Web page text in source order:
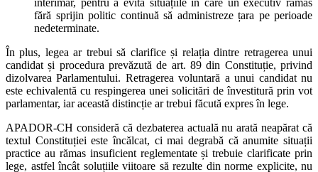
fără sprijin politic continuă să administreze țara pe perioade
nedeterminate.
În plus, legea ar trebui să clarifice și relația dintre retragerea unui
candidat și procedura prevăzută de art. 89 din Constituție, privind
dizolvarea Parlamentului. Retragerea voluntară a unui candidat nu
este echivalentă cu respingerea unei solicitări de învestitură prin vot
parlamentar, iar această distincție ar trebui făcută expres în lege.
APADOR-CH consideră că dezbaterea actuală nu arată neapărat că
textul Constituției este încălcat, ci mai degrabă că anumite situații
practice au rămas insuficient reglementate și trebuie clarificate prin
lege, astfel încât soluțiile viitoare să rezulte din norme explicite, nu